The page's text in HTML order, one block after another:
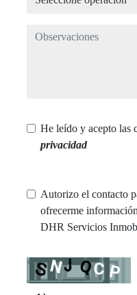
Observaciones
He leído y acepto las
privacidad
Autorizo el contacto
ofrecerme
DHR Servicios
Captcha